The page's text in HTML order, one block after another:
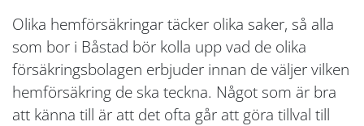
Olika hemförsäkringar täcker olika saker, så alla
som bor i Båstad bör kolla upp vad de olika
försäkringsbolagen erbjuder innan de väljer vilken
hemförsäkring de ska teckna. Något som är bra
att känna till är att det ofta går att göra tillval till